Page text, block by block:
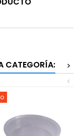
CATEGORÍA:
>
<